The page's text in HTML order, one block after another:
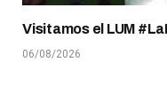
Visitamos el LUM
06/08/2026